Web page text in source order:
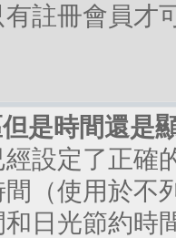
註冊會員才
是時間還是
設定了正確
（使用於不
日光節約時